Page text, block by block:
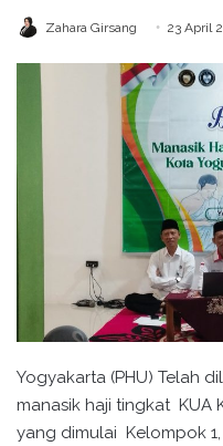
Zahara Girsang 23 April
Yogyakarta (PHU) Telah
manasik haji tingkat KUA
yang dimulai Kelompok